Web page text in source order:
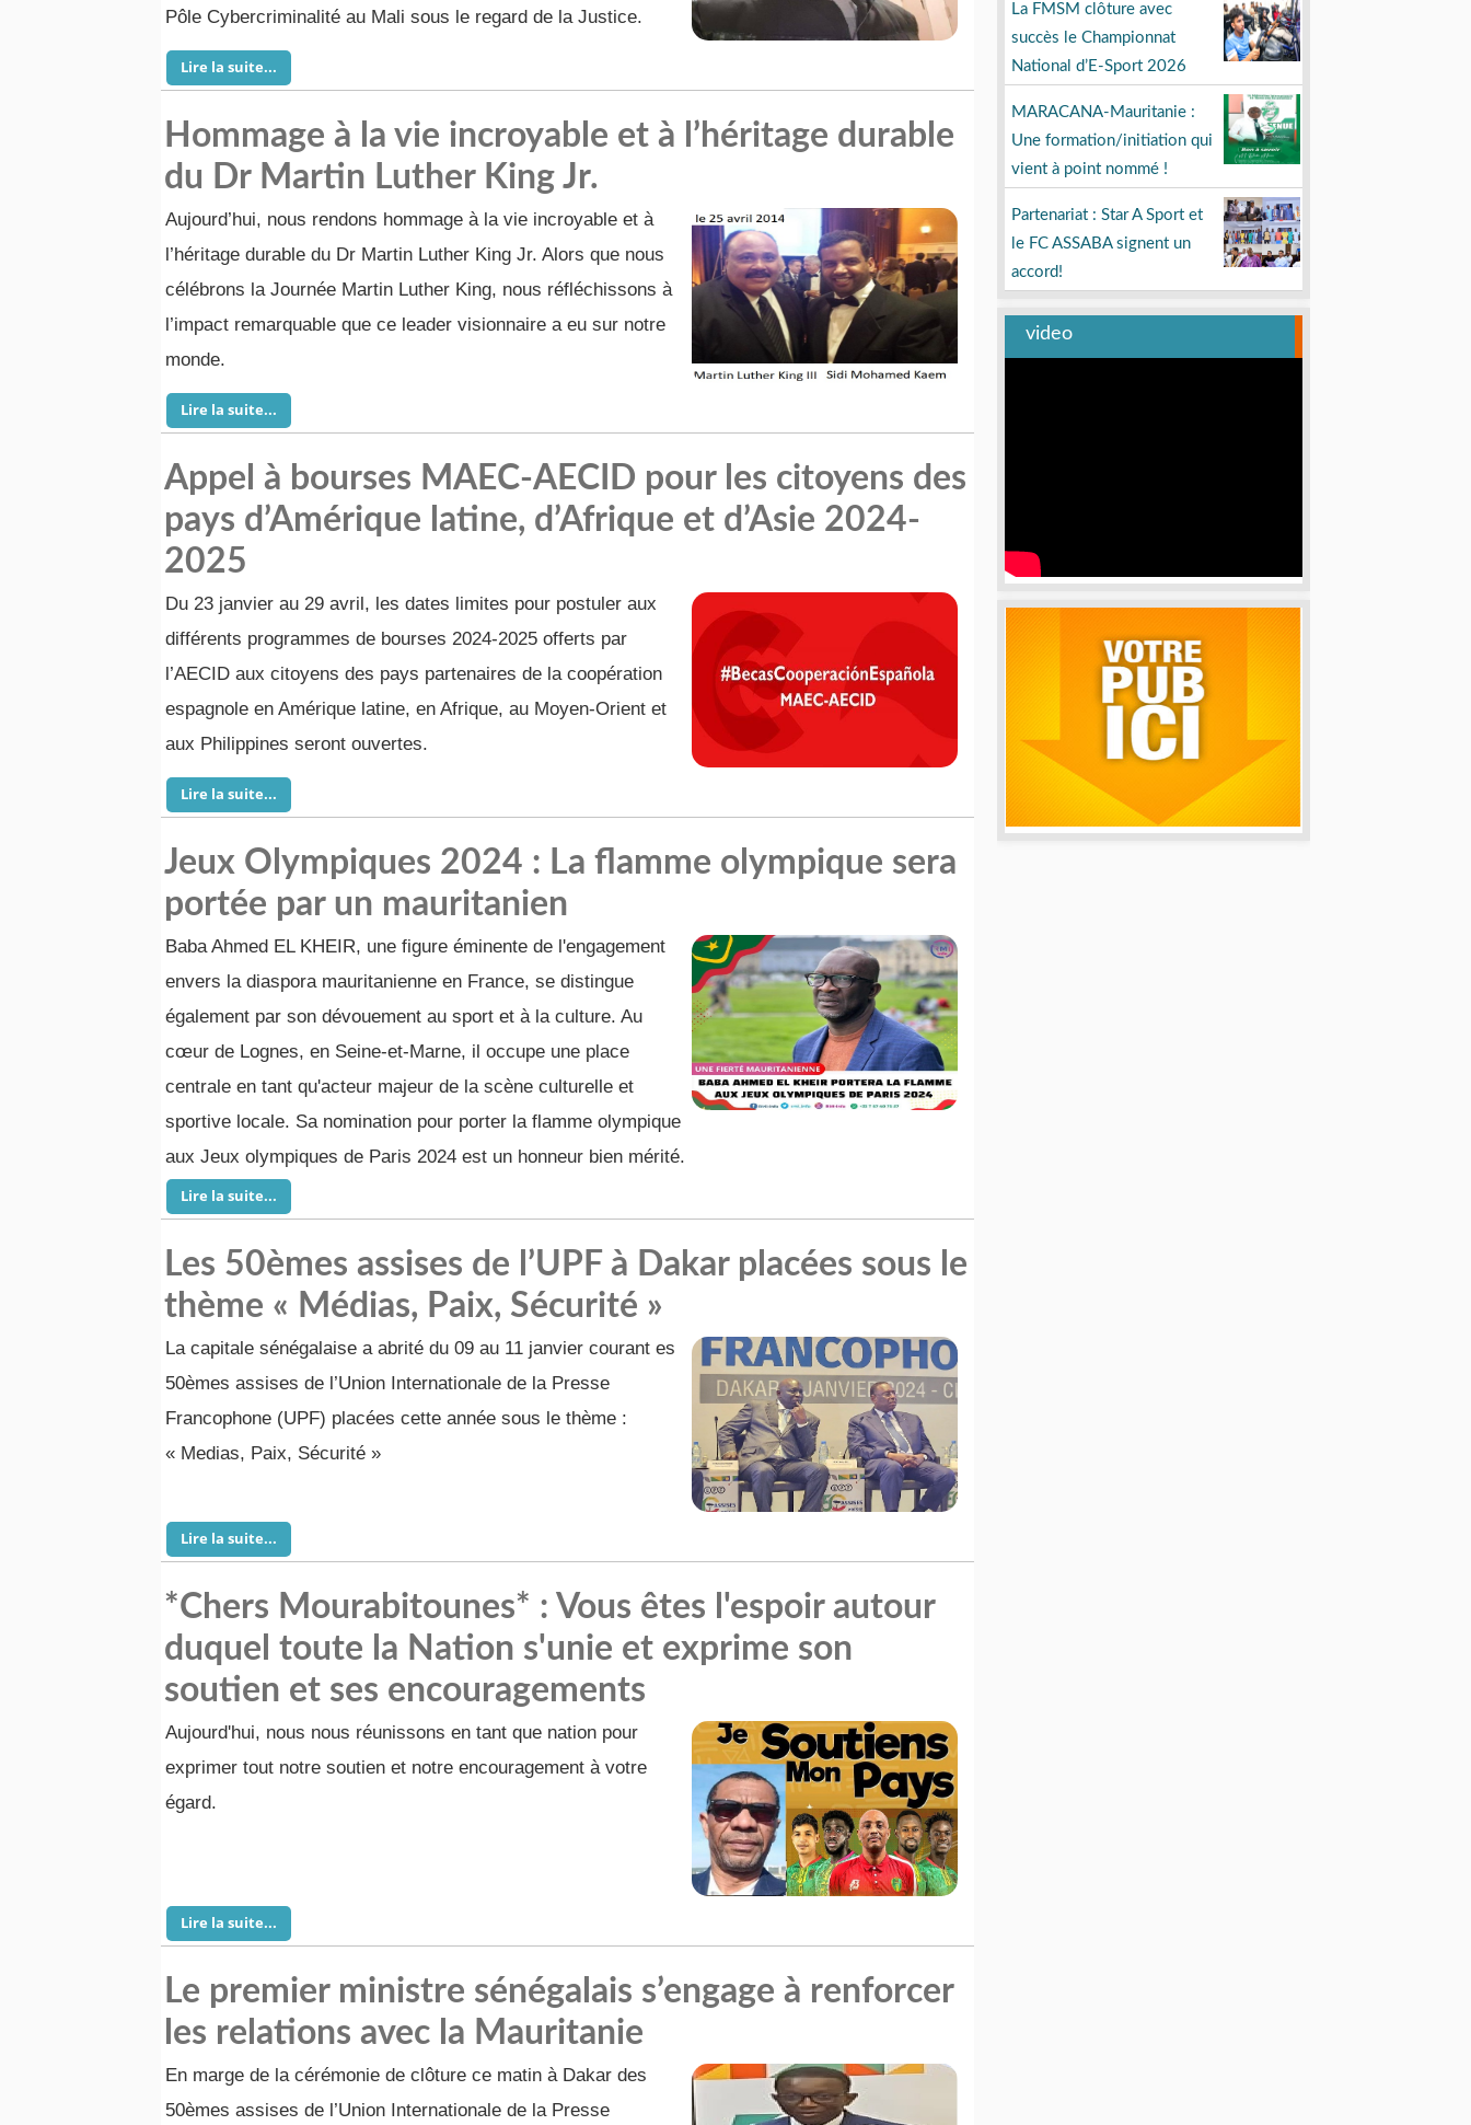
La FMSM clôture avec
succès le Championnat
National d’E-Sport 2026
MARACANA-Mauritanie :
Une formation/initiation qui
vient à point nommé !
Partenariat : Star A Sport et
le FC ASSABA signent un
accord!
video
Pôle Cybercriminalité au Mali sous le regard de la Justice.
Lire la suite...
Hommage à la vie incroyable et à l’héritage durable
du Dr Martin Luther King Jr.
Aujourd’hui, nous rendons hommage à la vie incroyable et à
l’héritage durable du Dr Martin Luther King Jr. Alors que nous
célébrons la Journée Martin Luther King, nous réfléchissons à
l’impact remarquable que ce leader visionnaire a eu sur notre
monde.
Lire la suite...
Appel à bourses MAEC-AECID pour les citoyens des
pays d’Amérique latine, d’Afrique et d’Asie 2024-
2025
Du 23 janvier au 29 avril, les dates limites pour postuler aux
différents programmes de bourses 2024-2025 offerts par
l’AECID aux citoyens des pays partenaires de la coopération
espagnole en Amérique latine, en Afrique, au Moyen-Orient et
aux Philippines seront ouvertes.
Lire la suite...
Jeux Olympiques 2024 : La flamme olympique sera
portée par un mauritanien
Baba Ahmed EL KHEIR, une figure éminente de l'engagement
envers la diaspora mauritanienne en France, se distingue
également par son dévouement au sport et à la culture. Au
cœur de Lognes, en Seine-et-Marne, il occupe une place
centrale en tant qu'acteur majeur de la scène culturelle et
sportive locale. Sa nomination pour porter la flamme olympique
aux Jeux olympiques de Paris 2024 est un honneur bien mérité.
Lire la suite...
Les 50èmes assises de l’UPF à Dakar placées sous le
thème « Médias, Paix, Sécurité »
La capitale sénégalaise a abrité du 09 au 11 janvier courant es
50èmes assises de l’Union Internationale de la Presse
Francophone (UPF) placées cette année sous le thème :
« Medias, Paix, Sécurité »
Lire la suite...
*Chers Mourabitounes* : Vous êtes l'espoir autour
duquel toute la Nation s'unie et exprime son
soutien et ses encouragements
Aujourd'hui, nous nous réunissons en tant que nation pour
exprimer tout notre soutien et notre encouragement à votre
égard.
Lire la suite...
Le premier ministre sénégalais s’engage à renforcer
les relations avec la Mauritanie
En marge de la cérémonie de clôture ce matin à Dakar des
50èmes assises de l’Union Internationale de la Presse